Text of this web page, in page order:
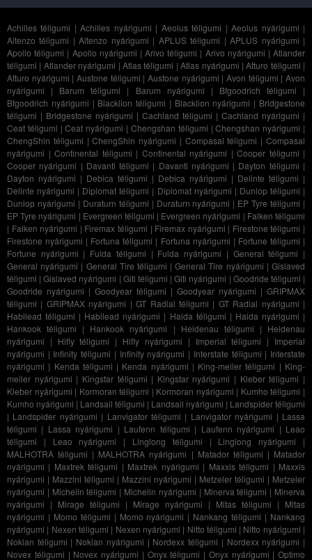
Achilles téligumi |Achilles nyárigumi | Aeolus téligumi |Aeolus nyárigumi |
Altenzo téligumi |Altenzo nyárigumi | APLUS téligumi |APLUS nyárigumi |
Apollo téligumi | Apollo nyárigumi |Arivo téligumi | Arivo nyárigumi |Atlander
téligumi | Atlander nyárigumi | Atlas téligumi |Atlas nyárigumi |Atturo téligumi |
Atturo nyárigumi |Austone téligumi |Austone nyárigumi |Avon téligumi |Avon
nyárigumi | Barum téligumi | Barum nyárigumi | Bfgoodrich téligumi |
Bfgoodrich nyárigumi | Blacklion téligumi | Blacklion nyárigumi | Bridgestone
téligumi | Bridgestone nyárigumi | Cachland téligumi | Cachland nyárigumi |
Ceat téligumi |Ceat nyárigumi | Chengshan téligumi |Chengshan nyárigumi |
ChengShin téligumi |ChengShin nyárigumi | Compasal téligumi |Compasal
nyárigumi | Continental téligumi | Continental nyárigumi | Cooper téligumi |
Cooper nyárigumi | Davanti téligumi | Davanti nyárigumi | Dayton téligumi |
Dayton nyárigumi | Debica téligumi | Debica nyárigumi | Delinte téligumi |
Delinte nyárigumi | Diplomat téligumi | Diplomat nyárigumi | Dunlop téligumi |
Dunlop nyárigumi | Duraturn téligumi | Duraturn nyárigumi | EP Tyre téligumi |
EP Tyre nyárigumi | Evergreen téligumi | Evergreen nyárigumi | Falken téligumi
| Falken nyárigumi | Firemax téligumi | Firemax nyárigumi | Firestone téligumi |
Firestone nyárigumi | Fortuna téligumi | Fortuna nyárigumi | Fortune téligumi |
Fortune nyárigumi | Fulda téligumi | Fulda nyárigumi | General téligumi |
General nyárigumi | General Tire téligumi |General Tire nyárigumi |Gislaved
téligumi |Gislaved nyárigumi | Giti téligumi |Giti nyárigumi | Goodride téligumi |
Goodride nyárigumi | Goodyear téligumi | Goodyear nyárigumi | GRIPMAX
téligumi | GRIPMAX nyárigumi |GT Radial téligumi | GT Radial nyárigumi |
Habilead téligumi | Habilead nyárigumi | Haida téligumi | Haida nyárigumi |
Hankook téligumi | Hankook nyárigumi | Heidenau téligumi | Heidenau
nyárigumi | Hifly téligumi | Hifly nyárigumi | Imperial téligumi | Imperial
nyárigumi | Infinity téligumi | Infinity nyárigumi | Interstate téligumi | Interstate
nyárigumi | Kenda téligumi | Kenda nyárigumi | King-meiler téligumi | King-
meiler nyárigumi | Kingstar téligumi | Kingstar nyárigumi | Kleber téligumi |
Kleber nyárigumi | Kormoran téligumi | Kormoran nyárigumi | Kumho téligumi |
Kumho nyárigumi | Landsail téligumi | Landsail nyárigumi | Landspider téligumi
| Landspider nyárigumi | Lanvigator téligumi | Lanvigator nyárigumi | Lassa
téligumi | Lassa nyárigumi | Laufenn téligumi | Laufenn nyárigumi | Leao
téligumi | Leao nyárigumi | Linglong téligumi | Linglong nyárigumi |
MALHOTRA téligumi | MALHOTRA nyárigumi | Matador téligumi | Matador
nyárigumi | Maxtrek téligumi | Maxtrek nyárigumi | Maxxis téligumi | Maxxis
nyárigumi | Mazzini téligumi | Mazzini nyárigumi | Metzeler téligumi | Metzeler
nyárigumi | Michelin téligumi | Michelin nyárigumi | Minerva téligumi | Minerva
nyárigumi | Mirage téligumi | Mirage nyárigumi | Mitas téligumi | Mitas
nyárigumi | Momo téligumi | Momo nyárigumi | Nankang téligumi | Nankang
nyárigumi | Nexen téligumi | Nexen nyárigumi | Nitto téligumi | Nitto nyárigumi |
Nokian téligumi | Nokian nyárigumi | Nordexx téligumi | Nordexx nyárigumi |
Novex téligumi | Novex nyárigumi | Onyx téligumi | Onyx nyárigumi | Optimo